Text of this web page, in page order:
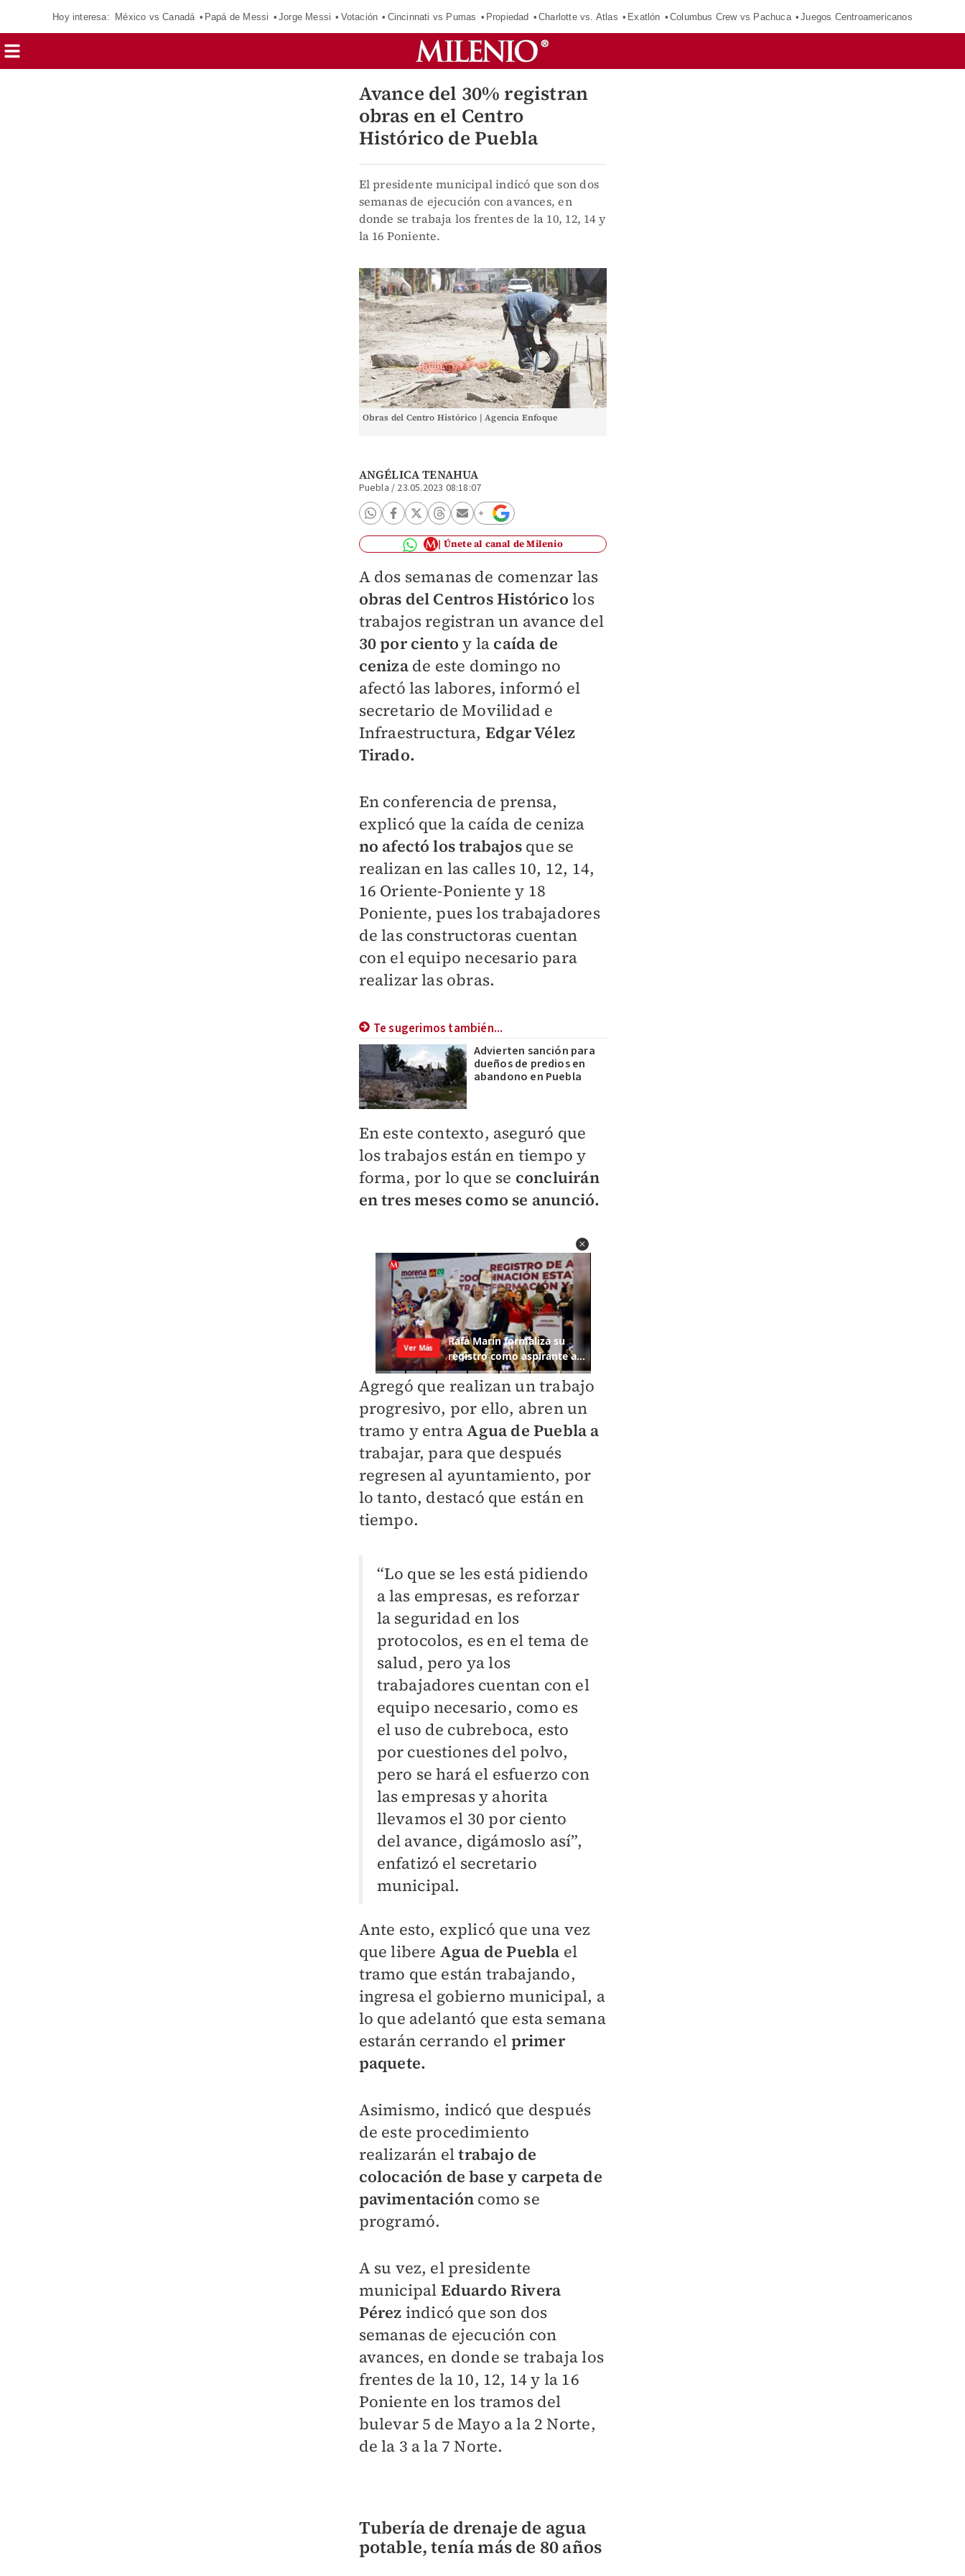
Hoy interesa: México vs Canadá Papá de Messi Jorge Messi Votación Cincinnati vs Pumas Propiedad Charlotte vs. Atlas Exatlón Columbus Crew vs Pachuca Juegos Centroamericanos
Avance del 30% registran
obras en el Centro
Histórico de Puebla
El presidente municipal indicó que son dos
semanas de ejecución con avances, en
donde se trabaja los frentes de la 10, 12, 14 y
la 16 Poniente.
Obras del Centro Histórico | Agencia Enfoque
ANGÉLICA TENAHUA
Puebla / 23.05.2023 08:18:07
Únete al canal de Milenio
A dos semanas de comenzar las
obras del Centros Histórico los
trabajos registran un avance del
30 por ciento y la caída de
cenizade este domingo no
afectó las labores, informó el
secretario de Movilidad e
Infraestructura, Edgar Vélez
Tirado.
En conferencia de prensa,
explicó que la caída de ceniza
no afectó los trabajos que se
realizan en las calles 10, 12, 14,
16 Oriente-Poniente y 18
Poniente, pues los trabajadores
de las constructoras cuentan
con el equipo necesario para
realizar las obras.
Te sugerimos también...
Advierten sanción para
dueños de predios en
abandono en Puebla
En este contexto, aseguró que
los trabajos están en tiempo y
forma, por lo que se concluirán
en tres meses como se anunció.
Agregó que realizan un trabajo
progresivo, por ello, abren un
tramo y entraAgua de Puebla a
trabajar, para que después
regresen al ayuntamiento, por
lo tanto, destacó que están en
tiempo.
“Lo que se les está pidiendo
a las empresas, es reforzar
la seguridad en los
protocolos, es en el tema de
salud, pero ya los
trabajadores cuentan con el
equipo necesario, como es
el uso de cubreboca, esto
por cuestiones del polvo,
pero se hará el esfuerzo con
las empresas y ahorita
llevamos el 30 por ciento
del avance, digámoslo así”,
enfatizó el secretario
municipal.
Ante esto, explicó que una vez
que libere Agua de Puebla el
tramo que están trabajando,
ingresa el gobierno municipal, a
lo que adelantó que esta semana
estarán cerrando el primer
paquete.
Asimismo, indicó que después
de este procedimiento
realizarán eltrabajo de
colocación de base y carpeta de
pavimentación como se
programó.
A su vez, el presidente
municipal Eduardo Rivera
Pérez indicó que son dos
semanas de ejecución con
avances, en donde se trabaja los
frentes de la 10, 12, 14 y la 16
Poniente en los tramos del
bulevar 5 de Mayo a la 2 Norte,
de la 3 a la 7 Norte.
Tubería de drenaje de agua
potable, tenía más de 80 años